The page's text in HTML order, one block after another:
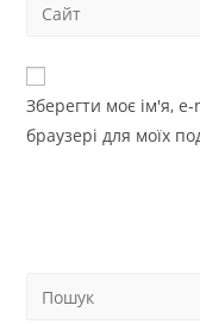
Зберегти моє ім'я,
браузері для моїх